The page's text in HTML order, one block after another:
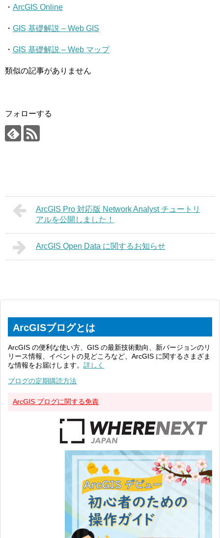
・ ArcGIS Online
・ GIS 基礎解説 – Web GIS
・ GIS 基礎解説 – Web マップ
類似の記事がありません
フォローする
ArcGIS Pro 対応版 Network Analyst チュートリ
アルを公開しました！
ArcGIS Open Data に関するお知らせ
ArcGISブログとは
ArcGIS の便利な使い方、GIS の最新技術動向、新バージョンのリ
リース情報、イベントの見どころなど、ArcGIS に関するさまざま
な情報をお届けします。 詳しく
ブログの定期購読方法
ArcGIS ブログに関する免責